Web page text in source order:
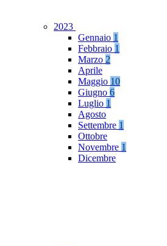
2023
Gennaio 1
Febbraio 1
Marzo 2
Aprile
Maggio 10
Giugno 6
Luglio 1
Agosto
Settembre 1
Ottobre
Novembre 1
Dicembre